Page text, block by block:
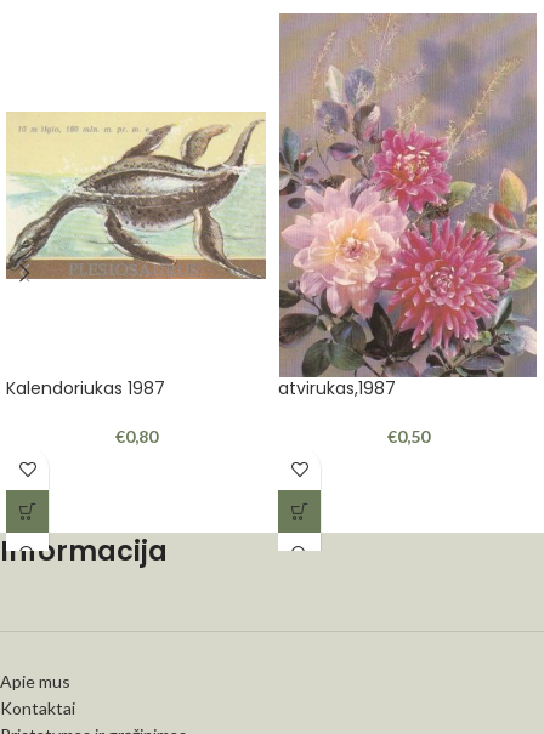
Kalendoriukas 1987
€0,80
atvirukas,1987
€0,50
Informacija
Apie mus
Kontaktai